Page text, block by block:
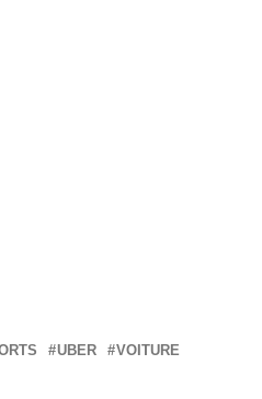
UBER VOITURE